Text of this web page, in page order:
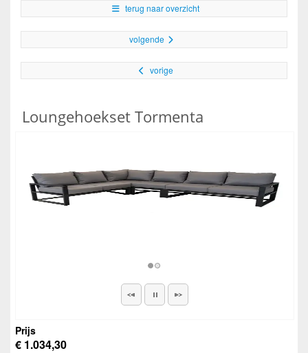
terug naar overzicht
volgende
vorige
Loungehoekset Tormenta
Prijs
€ 1.034,30